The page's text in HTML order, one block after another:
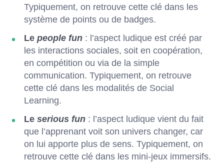
Typiquement, on retrouve cette clé dans les
système de points ou de badges.
Le people fun : l’aspect ludique est créé par
les interactions sociales, soit en coopération,
en compétition ou via de la simple
communication. Typiquement, on retrouve
cette clé dans les modalités de Social
Learning.
Le serious fun : l’aspect ludique vient du fait
que l’apprenant voit son univers changer, car
on lui apporte plus de sens. Typiquement, on
retrouve cette clé dans les mini-jeux immersifs.